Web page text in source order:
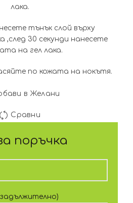
лака.
тънък слой върху
,след 30 секунди нанесете
на гел лака.
по кожата на нокътя.
в Желани
Сравни
поръчка